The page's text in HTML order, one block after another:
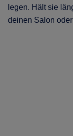
legen. Hält sie
deinen Salon